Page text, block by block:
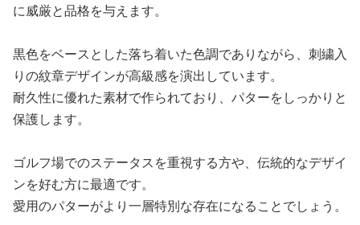
に威厳と品格を与えます。
黒色をベースとした落ち着いた色調でありながら、刺繍入
りの紋章デザインが高級感を演出しています。
耐久性に優れた素材で作られており、パターをしっかりと
保護します。
ゴルフ場でのステータスを重視する方や、伝統的なデザイ
ンを好む方に最適です。
愛用のパターがより一層特別な存在になることでしょう。